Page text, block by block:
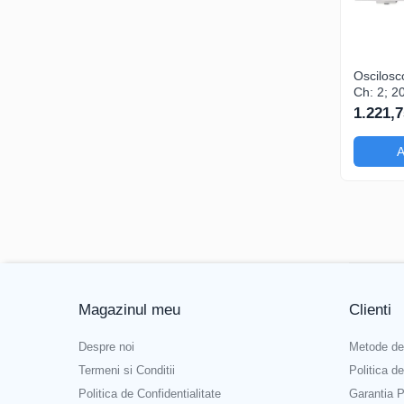
Ch: 2;
10kpts;
dispune de
avansat
Magazinul meu
Despre noi
Termeni si Conditii
Politica de Confidentialitate
Clienti
Metode
Politica
Garantia